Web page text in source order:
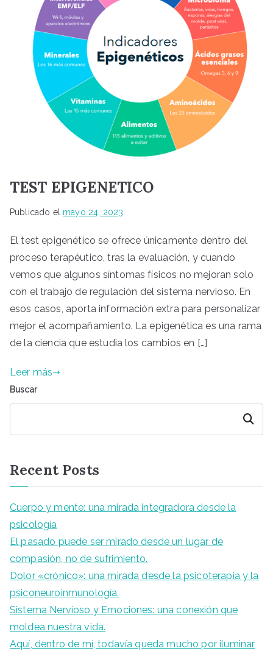
TEST EPIGENETICO
Publicado el mayo 24, 2023
El test epigenético se ofrece únicamente dentro del
proceso terapéutico, tras la evaluación, y cuando
vemos que algunos síntomas físicos no mejoran solo
con el trabajo de regulación del sistema nervioso. En
esos casos, aporta información extra para personalizar
mejor el acompañamiento. La epigenética es una rama
de la ciencia que estudia los cambios en […]
Leer más
Buscar
Buscar
Recent Posts
Cuerpo y mente: una mirada integradora desde la
psicología
El pasado puede ser mirado desde un lugar de
compasión, no de sufrimiento.
Dolor «crónico»: una mirada desde la psicoterapia y la
psiconeuroinmunología.
Sistema Nervioso y Emociones: una conexión que
moldea nuestra vida.
Aquí, dentro de mí, todavía queda mucho por iluminar